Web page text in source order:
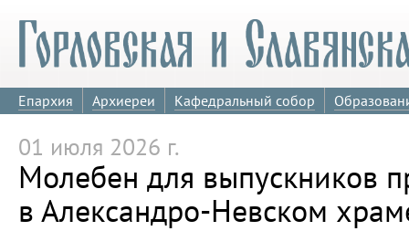
Епархия Архиереи Кафедральный собор
01 июля 2026 г.
Молебен для выпускников
в Александро-Невском